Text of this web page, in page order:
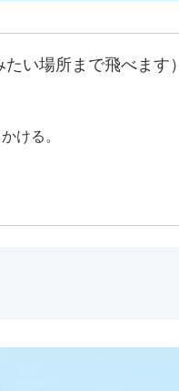
い場所まで飛べます）
ける。